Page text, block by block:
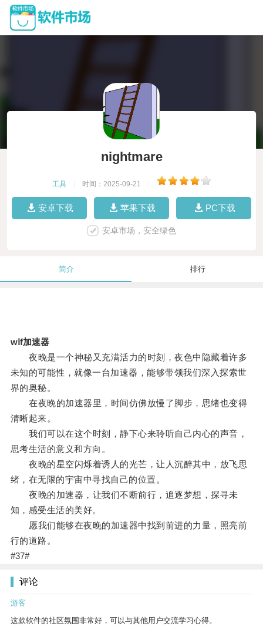
nightmare
工具 时间：2025-09-21
安卓下载 苹果下载 PC下载
安卓市场，安全绿色
简介 排行
wⅰf加速器
夜晚是一个神秘又充满活力的时刻，夜色中隐藏着许多
未知的可能性，就像一台加速器，能够带领我们深入探索世
界的奥秘。
在夜晚的加速器里，时间仿佛放慢了脚步，思绪也变得
清晰起来。
我们可以在这个时刻，静下心来聆听自己内心的声音，
思考生活的意义和方向。
夜晚的星空闪烁着诱人的光芒，让人沉醉其中，放飞思
绪，在无限的宇宙中寻找自己的位置。
夜晚的加速器，让我们不断前行，追逐梦想，探寻未
知，感受生活的美好。
愿我们能够在夜晚的加速器中找到前进的力量，照亮前
行的道路。
#37#
评论
游客
这款软件的社区氛围非常好，可以与其他用户交流学习心得。